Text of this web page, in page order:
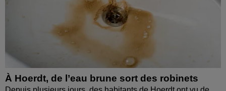
À Hoerdt, de l’eau brune sort des robinets